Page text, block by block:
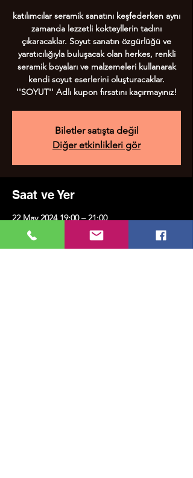
katılımcılar seramik sanatını keşfederken aynı
zamanda lezzetli kokteyllerin tadını
çıkaracaklar. Soyut sanatın özgürlüğü ve
yaratıcılığıyla buluşacak olan herkes, renkli
seramik boyaları ve malzemeleri kullanarak
kendi soyut eserlerini oluşturacaklar.
''SOYUT'' Adlı kupon fırsatını kaçırmayınız!
Biletler satışta değil
Diğer etkinlikleri gör
Saat ve Yer
22 May 2024 19:00 – 21:00
KMK SANAT, Erenköy, Kazım Karabekirpaşa
Sok. No:8, 34738 Kadıköy/İstanbul, Türkiye